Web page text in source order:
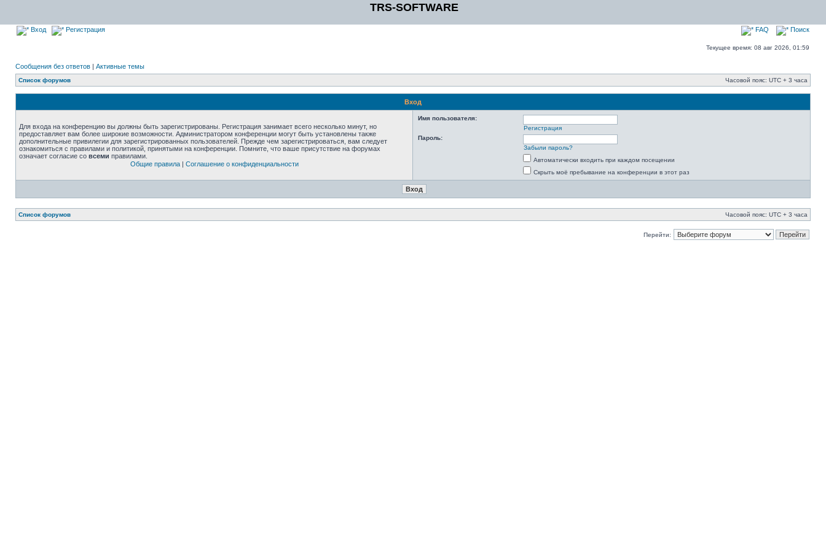
TRS-SOFTWARE
Вход Регистрация FAQ Поиск
Текущее время: 08 авг 2026, 01:59
Сообщения без ответов | Активные темы
Список форумов Часовой пояс: UTC + 3 часа
Вход
Для входа на конференцию вы должны быть зарегистрированы. Регистрация занимает всего несколько минут, но
предоставляет вам более широкие возможности. Администратором конференции могут быть установлены также
дополнительные привилегии для зарегистрированных пользователей. Прежде чем зарегистрироваться, вам следует
ознакомиться с правилами и политикой, принятыми на конференции. Помните, что ваше присутствие на форумах
означает согласие со всеми правилами.
Общие правила| Соглашение о конфиденциальности
Имя пользователя:
Регистрация
Пароль:
Забыли пароль?
Автоматически входить при каждом посещении
Скрыть моё пребывание на конференции в этот раз
Список форумов Часовой пояс: UTC + 3 часа
Перейти: